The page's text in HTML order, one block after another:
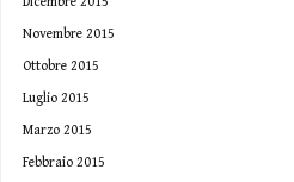
Novembre 2015
Ottobre 2015
Luglio 2015
Marzo 2015
Febbraio 2015